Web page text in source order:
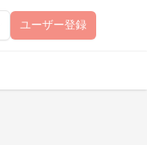
ユーザー登録